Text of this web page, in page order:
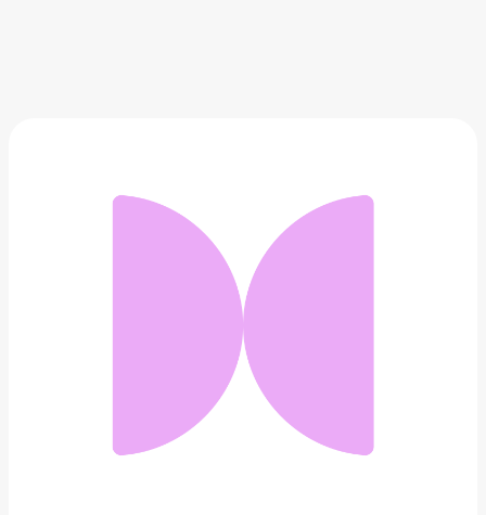
Слитный купальник
588 ₽
Добавить в вишлист